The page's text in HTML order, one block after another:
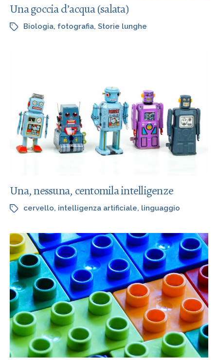
Una goccia d’acqua (salata)
Biologia, fotografia, Storie lunghe
Una, nessuna, centomila intelligenze
cervello, intelligenza artificiale, linguaggio